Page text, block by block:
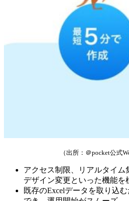
（出所：＠pocket公式
アクセス制限、リアルタイ
デザイン変更といった機能を
既存のExcelデータを取り込